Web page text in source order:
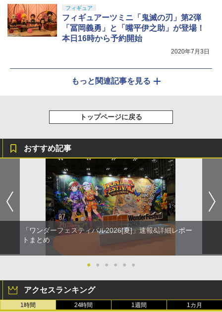
フィギュア
フィギュアーツミニ「鬼滅の刃」第2弾
「冨岡義勇」と「嘴平伊之助」が登場！
本日16時から予約開始
2020年7月3日
もっと関連記事を見る
トップページに戻る
おすすめ記事
「ワンダーフェスティバル2026[夏]」速報&詳細レポー
トまとめ
● ● ● ● ● ●
アクセスランキング
1時間 24時間 1週間 1カ月